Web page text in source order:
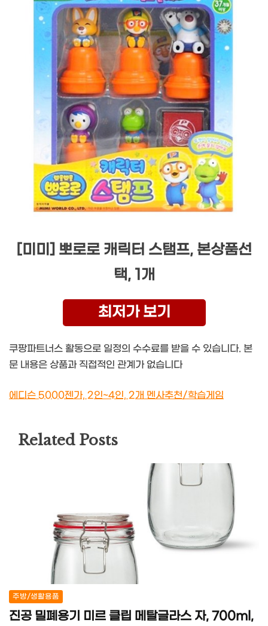
[미미] 뽀로로 캐릭터 스탬프, 본상품선
택, 1개
최저가 보기
쿠팡파트너스 활동으로 일정의 수수료를 받을 수 있습니다. 본
문 내용은 상품과 직접적인 관계가 없습니다
에디슨 5000젠가, 2인~4인, 2개 멘사추천/학습게임
Related Posts
주방/생활용품
진공 밀폐용기 미르 클립 메탈글라스 자, 700ml,